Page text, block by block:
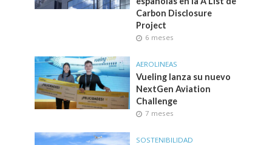
Carbon Disclosure
Project
6 meses
AEROLINEAS
Vueling lanza su nuevo
NextGen Aviation
Challenge
7 meses
SOSTENIBILIDAD